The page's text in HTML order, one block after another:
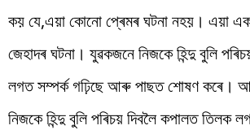
কয় যে,এয়া কোনো প্ৰেমৰ ঘটনা নহয়। এয়া
জেহাদৰ ঘটনা। যুৱকজনে নিজকে হিন্দু বুলি
লগত সম্পৰ্ক গঢ়িছে আৰু পাছত শোষণ কৰে।
নিজকে হিন্দু বুলি পৰিচয় দিবলৈ কপালত তিলক